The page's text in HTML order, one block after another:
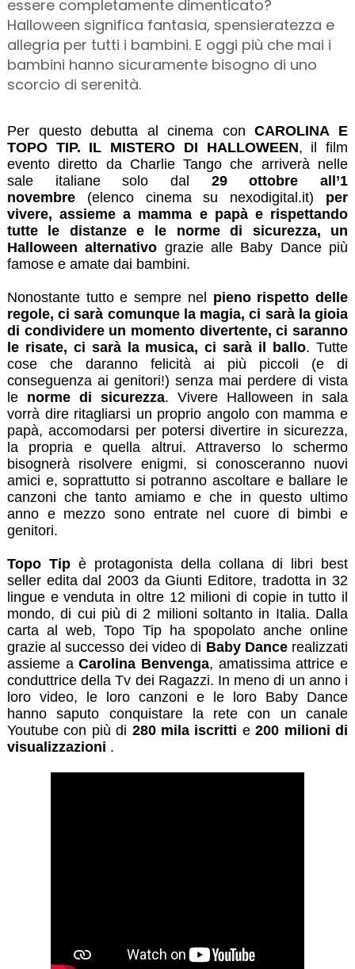
essere completamente dimenticato?
Halloween significa fantasia, spensieratezza e
allegria per tutti i bambini. E oggi più che mai i
bambini hanno sicuramente bisogno di uno
scorcio di serenità.
Per questo debutta al cinema conCAROLINA E
TOPO TIP. IL MISTERO DI HALLOWEEN, il film
evento diretto da Charlie Tango che arriverà nelle
sale italiane solo dal 29 ottobre all’1
novembre(elenco cinema su nexodigital.it) per
vivere, assieme a mamma e papà e rispettando
tutte le distanze e le norme di sicurezza, un
Halloween alternativo grazie alle Baby Dance più
famose e amate dai bambini.
Nonostante tutto e sempre nel pieno rispetto delle
regole, ci sarà comunque la magia, ci sarà la gioia
di condividere un momento divertente, ci saranno
le risate, ci sarà la musica, ci sarà il ballo. Tutte
cose che daranno felicità ai più piccoli (e di
conseguenza ai genitori!) senza mai perdere di vista
le norme di sicurezza. Vivere Halloween in sala
vorrà dire ritagliarsi un proprio angolo con mamma e
papà, accomodarsi per potersi divertire in sicurezza,
la propria e quella altrui. Attraverso lo schermo
bisognerà risolvere enigmi, si conosceranno nuovi
amici e, soprattutto si potranno ascoltare e ballare le
canzoni che tanto amiamo e che in questo ultimo
anno e mezzo sono entrate nel cuore di bimbi e
genitori.
Topo Tipè protagonista della collana di libri best
seller edita dal 2003 da Giunti Editore, tradotta in 32
lingue e venduta in oltre 12 milioni di copie in tutto il
mondo, di cui più di 2 milioni soltanto in Italia. Dalla
carta al web, Topo Tip ha spopolato anche online
grazie al successo dei video di Baby Dancerealizzati
assieme aCarolina Benvenga, amatissima attrice e
conduttrice della Tv dei Ragazzi. In meno di un anno i
loro video, le loro canzoni e le loro Baby Dance
hanno saputo conquistare la rete con un canale
Youtube con più di 280 mila iscritti e200 milioni di
visualizzazioni .